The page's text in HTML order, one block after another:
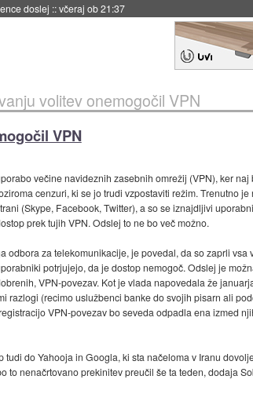
inteligence::včeraj ob 21:23
volitev onemogočil VPN
VPN
večine navideznih zasebnih omrežij (VPN), ker naj
cenzuri, ki se jo trudi vzpostaviti režim. Trenutno je
(Skype, Facebook, Twitter), a so se iznajdljivi
prek tujih VPN. Odslej to ne bo več možno.
odbora za telekomunikacije, je povedal, da so zaprli vsa
potrjujejo, da je dostop nemogoč. Odslej je
VPN-povezav. Kot je vlada napovedala že
razlogi (recimo uslužbenci banke do svojih pisarn ali
VPN-povezav bo seveda odpadla ena izmed
do Yahooja in Googla, ki sta načeloma v Iranu
to nenačrtovano prekinitev preučil še ta teden, dodaja